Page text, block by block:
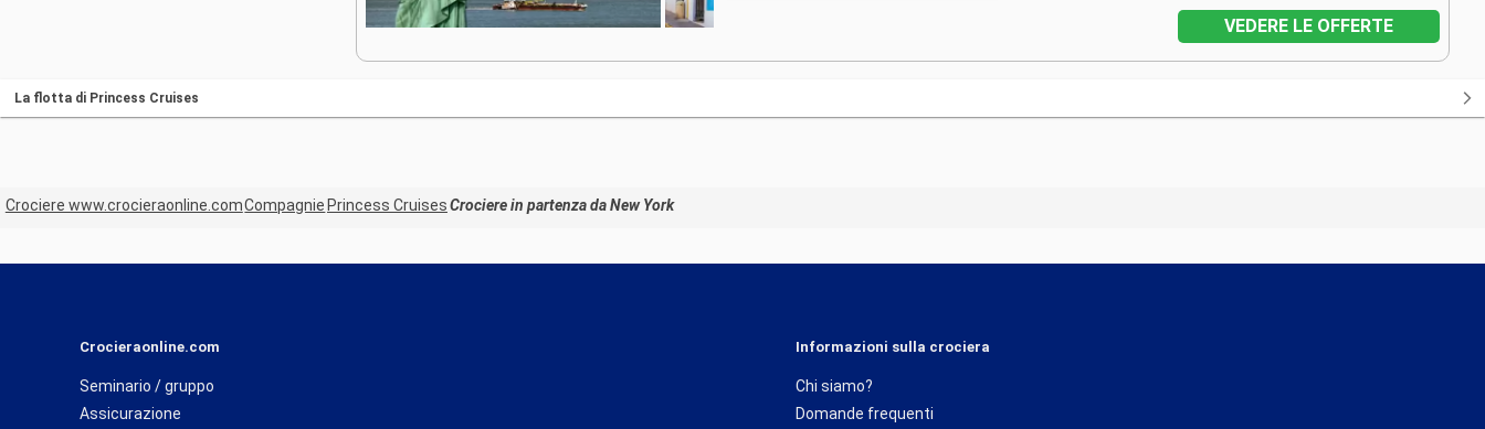
VEDERE LE OFFERTE
La flotta di Princess Cruises
Crociere www.crocieraonline.comCompagnie Princess CruisesCrociere in partenza da New York
Crocieraonline.com
Seminario / gruppo
Assicurazione
Informazioni sulla crociera
Chi siamo?
Domande frequenti